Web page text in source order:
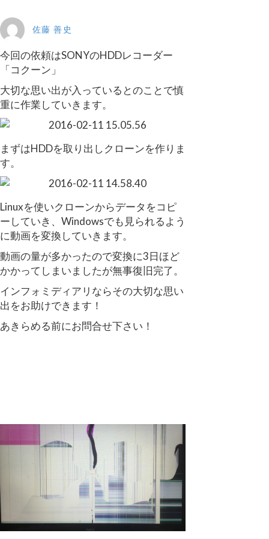
佐藤 善史
今回の依頼はSONYのHDDレコーダー
「コクーン」
大切な思い出が入っているとのことで慎
重に作業していきます。
まずはHDDを取り出しクローンを作りま
す。
Linuxを使いクローンからデータをコピ
ーしていき、Windowsでも見られるよう
に動画を変換していきます。
動画の量が多かったので変換に3日ほど
かかってしまいましたが無事復旧完了。
インフォミディアリならその大切な思い
出をお助けできます！
あきらめる前にお問合せ下さい！